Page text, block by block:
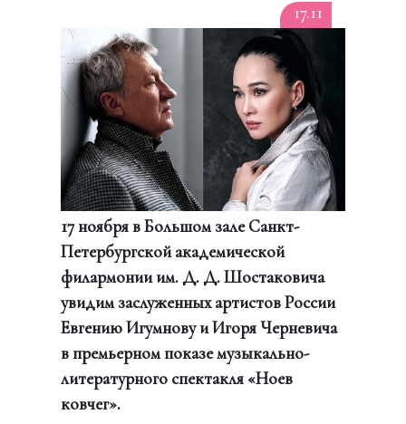
17.11
17 ноября в Большом зале Санкт-
Петербургской академической
филармонии им. Д. Д. Шостаковича
увидим заслуженных артистов России
Евгению Игумнову и Игоря Черневича
в премьерном показе музыкально-
литературного спектакля «Ноев
ковчег».